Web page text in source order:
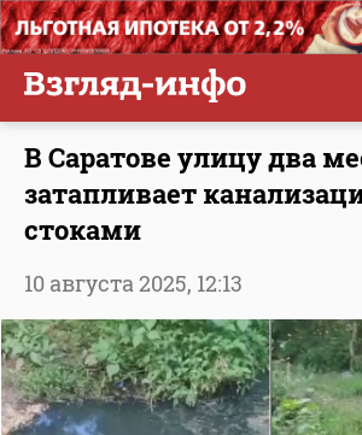
В Саратове улицу два
затапливает
стоками
10 августа 2025, 12:13